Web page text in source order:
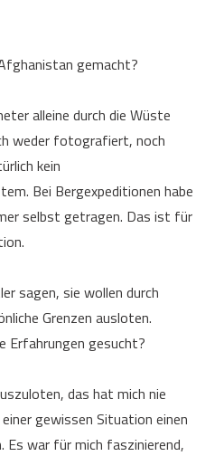
gemacht?
alleine durch die Wüste
weder fotografiert, noch
kein
Bei Bergexpeditionen habe
selbst getragen. Das ist für
sagen, sie wollen durch
Grenzen ausloten.
Erfahrungen gesucht?
das hat mich nie
gewissen Situation einen
Es war für mich faszinierend,